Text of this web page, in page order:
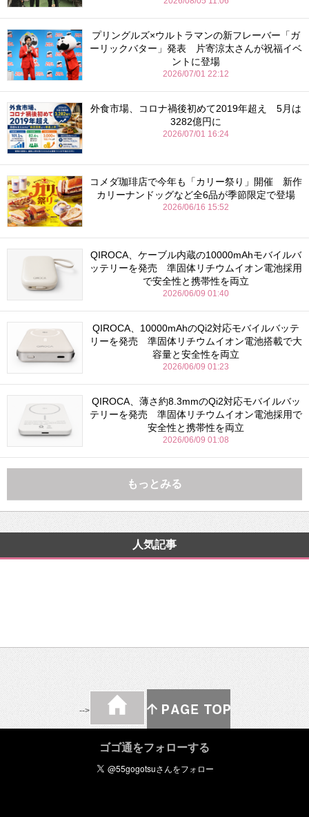
プリングルズ×ウルトラマンの新フレーバー「ガ
ーリックバター」発表 片寄涼太さんが祝福イベ
ントに登場
2026/07/01 22:12
外食市場、コロナ禍後初めて2019年超え 5月は
3282億円に
2026/07/01 16:24
コメダ珈琲店で今年も「カリー祭り」開催 新作
カリーナンドッグなど全6品が季節限定で登場
2026/06/16 15:52
QIROCA、ケーブル内蔵の10000mAhモバイルバ
ッテリーを発売 準固体リチウムイオン電池採用
で安全性と携帯性を両立
2026/06/09 01:40
QIROCA、10000mAhのQi2対応モバイルバッテ
リーを発売 準固体リチウムイオン電池搭載で大
容量と安全性を両立
2026/06/09 01:23
QIROCA、薄さ約8.3mmのQi2対応モバイルバッ
テリーを発売 準固体リチウムイオン電池採用で
安全性と携帯性を両立
2026/06/09 01:08
もっとみる
人気記事
-->
ゴゴ通をフォローする